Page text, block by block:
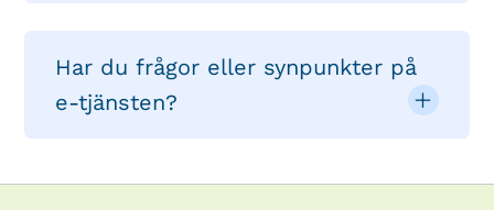
Har du frågor eller synpunkter på
e-tjänsten?